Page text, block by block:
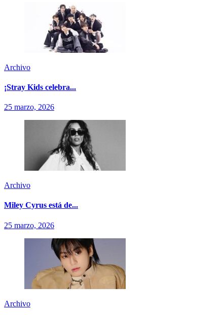
Archivo
¡Stray Kids celebra...
25 marzo, 2026
Archivo
Miley Cyrus está de...
25 marzo, 2026
Archivo